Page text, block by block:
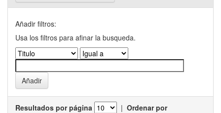
Añadir filtros:
Usa los filtros para afinar la busqueda.
Resultados por página | Ordenar por